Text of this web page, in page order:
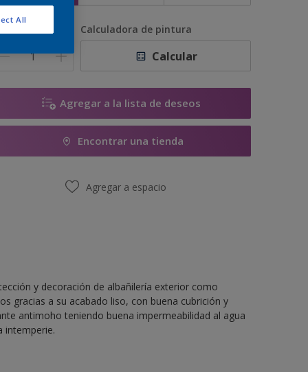
Calculadora de pintura
Calcular
Agregar a la lista de deseos
Encontrar una tienda
Agregar a espacio
y decoración de albañilería exterior como
gracias a su acabado liso, con buena cubrición y
antimoho teniendo buena impermeabilidad al agua
intemperie.
All